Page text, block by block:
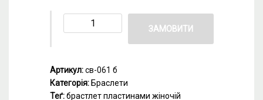
ЗАМОВИТИ
Артикул:св-061 б
Категорія: Браслети
Теґ:брастлет пластинами жіночій